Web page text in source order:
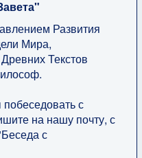
Развития
Мира,
Текстов
с
на нашу почту, с
с